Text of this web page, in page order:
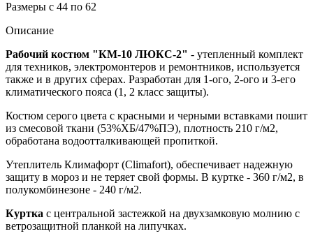
Размеры с 44 по 62
Описание
Рабочий костюм "КМ-10 ЛЮКС-2" - утепленный комплект
для техников, электромонтеров и ремонтников, используется
также и в других сферах. Разработан для 1-ого, 2-ого и 3-его
климатического пояса (1, 2 класс защиты).
Костюм серого цвета с красными и черными вставками пошит
из смесовой ткани (53%ХБ/47%ПЭ), плотность 210 г/м2,
обработана водоотталкивающей пропиткой.
Утеплитель Климафорт (Climafort), обеспечивает надежную
защиту в мороз и не теряет свой формы. В куртке - 360 г/м2, в
полукомбинезоне - 240 г/м2.
Куртка с центральной застежкой на двухзамковую молнию с
ветрозащитной планкой на липучках.